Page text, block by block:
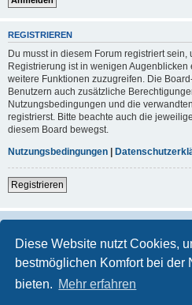
Diese Website nutzt Cookies,
bestmöglichen Komfort bei der
bieten. Mehr erfahren
REGISTRIEREN
Du musst in diesem Forum registriert
Registrierung ist in wenigen
weitere Funktionen zuzugreifen. Die
Benutzern auch zusätzliche
Nutzungsbedingungen und die
registrierst. Bitte beachte auch die
diesem Board bewegst.
Nutzungsbedingungen |
Registrieren